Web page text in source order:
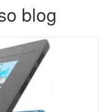
blog